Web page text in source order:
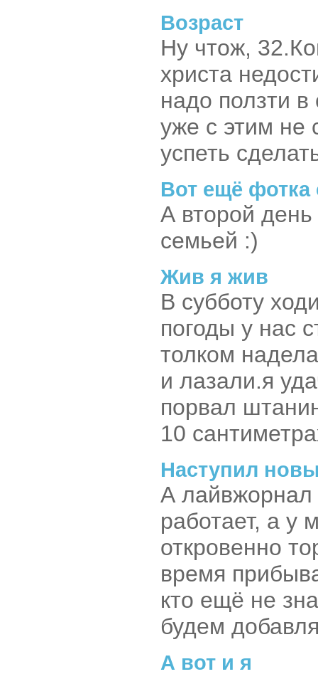
Возраст
Ну чтож,
христа
надо ползти
уже с этим не
успеть
Вот ещё
А второй
семьей :)
Жив я жив
В субботу
погоды у нас
толком
и лазали.я
порвал
10
Наступил
А лайвжорнал
работает, а у
откровенно
время
кто ещё не
будем
А вот и я